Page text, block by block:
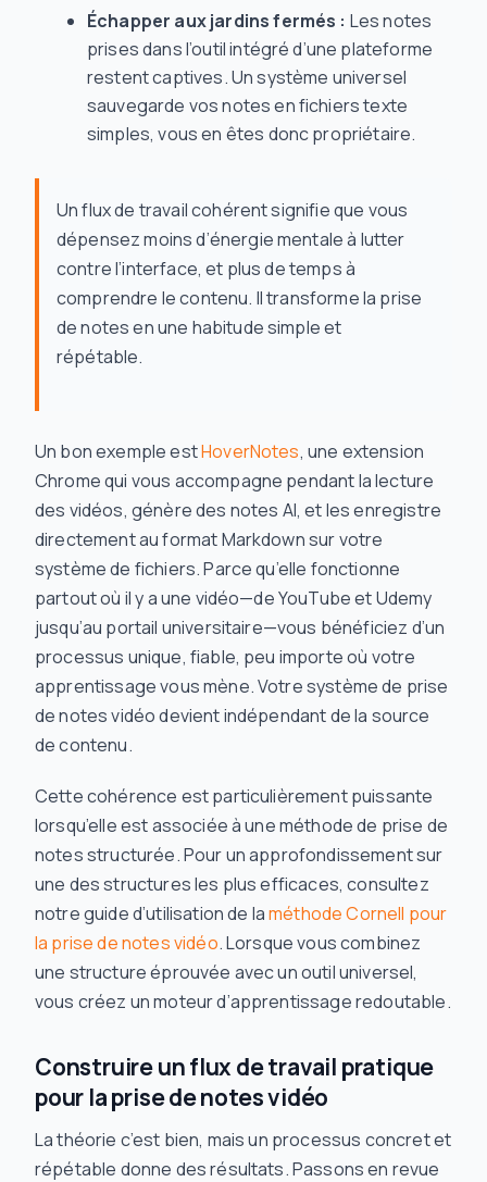
Échapper aux jardins fermés : Les notes
prises dans l’outil intégré d’une plateforme
restent captives. Un système universel
sauvegarde vos notes en fichiers texte
simples, vous en êtes donc propriétaire.
Un flux de travail cohérent signifie que vous
dépensez moins d’énergie mentale à lutter
contre l’interface, et plus de temps à
comprendre le contenu. Il transforme la prise
de notes en une habitude simple et
répétable.
Un bon exemple estHoverNotes, une extension
Chrome qui vous accompagne pendant la lecture
des vidéos, génère des notes AI, et les enregistre
directement au format Markdown sur votre
système de fichiers. Parce qu’elle fonctionne
partout où il y a une vidéo—de YouTube et Udemy
jusqu’au portail universitaire—vous bénéficiez d’un
processus unique, fiable, peu importe où votre
apprentissage vous mène. Votre système de prise
de notes vidéo devient indépendant de la source
de contenu.
Cette cohérence est particulièrement puissante
lorsqu’elle est associée à une méthode de prise de
notes structurée. Pour un approfondissement sur
une des structures les plus efficaces, consultez
notre guide d’utilisation de laméthode Cornell pour
la prise de notes vidéo. Lorsque vous combinez
une structure éprouvée avec un outil universel,
vous créez un moteur d’apprentissage redoutable.
Construire un flux de travail pratique
pour la prise de notes vidéo
La théorie c’est bien, mais un processus concret et
répétable donne des résultats. Passons en revue